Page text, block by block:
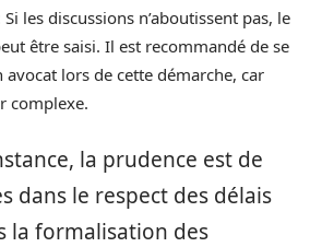
Si les discussions n’aboutissent pas, le
être saisi. Il est recommandé de se
lors de cette démarche, car
complexe.
la prudence est de
dans le respect des délais
la formalisation des